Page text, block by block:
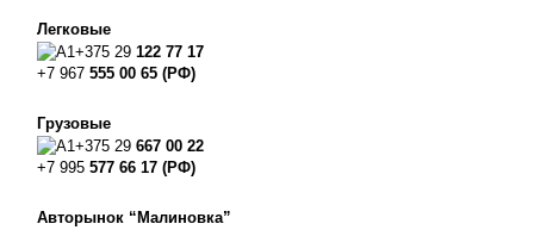
Легковые
+375 29 122 77 17
+7 967 555 00 65 (РФ)
Грузовые
+375 29 667 00 22
+7 995 577 66 17 (РФ)
Авторынок “Малиновка”